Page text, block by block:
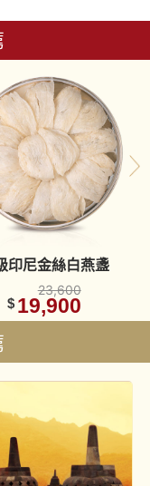
印尼金絲白燕盞
23,600
$ 19,900